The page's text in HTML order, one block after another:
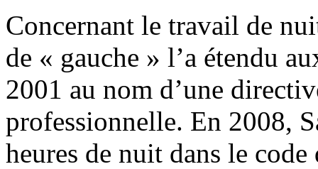
Concernant le travail de
de « gauche » l’a étendu
2001 au nom d’une
professionnelle. En 2008,
heures de nuit dans le